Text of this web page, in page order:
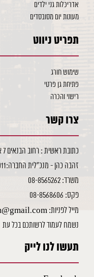
אדריכלות גני ילדים
מעונות יום מסובסדים
תפריט ניווט
שימוש חורג
פתיחת גן פרטי
רישוי והכרה
צרו קשר
כתובת ראשית : רחוב הבנאים 7 אשדוד
זהבה כהן - מנכ"לית החברה:053-6302011
משרד: 08-8565262
פקס: 08-8568606
מייל לפניות: zahava.ganim@gmail.com
נשמח לעמוד לרשותכם בכל עת
תעשו לנו לייק